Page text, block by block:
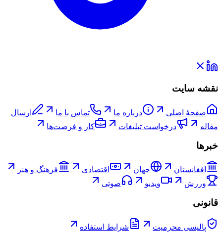
نقشه سایت
صفحۀ اصلی درباره ما تماس با ما
ارسال
مقاله
درخواست تبلیغات کار و فرصت‌ها
خبرها
افغانستان جهان اقتصادی
فرهنگ و هنر
ورزش
ویدیو صوتی
قانونی
پالیسی محرمیت شرایط استفاده